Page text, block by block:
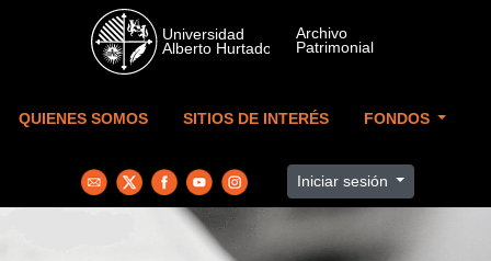
Skip to main content
QUIENES SOMOS SITIOS DE INTERÉS FONDOS
Iniciar sesión